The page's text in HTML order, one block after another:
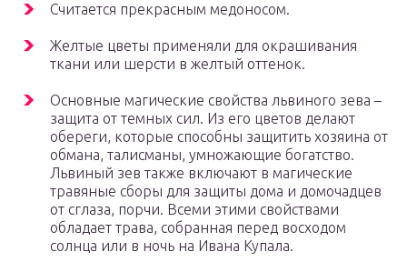
Считается прекрасным медоносом.
Желтые цветы применяли для окрашивания
ткани или шерсти в желтый оттенок.
Основные магические свойства львиного зева –
защита от темных сил. Из его цветов делают
обереги, которые способны защитить хозяина от
обмана, талисманы, умножающие богатство.
Львиный зев также включают в магические
травяные сборы для защиты дома и домочадцев
от сглаза, порчи. Всеми этими свойствами
обладает трава, собранная перед восходом
солнца или в ночь на Ивана Купала.